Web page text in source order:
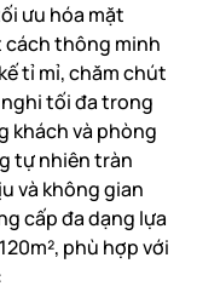
ưu hóa mặt
cách thông minh
tỉ mỉ, chăm chút
tối đa trong
khách và phòng
tự nhiên tràn
và không gian
cấp đa dạng lựa
phù hợp với